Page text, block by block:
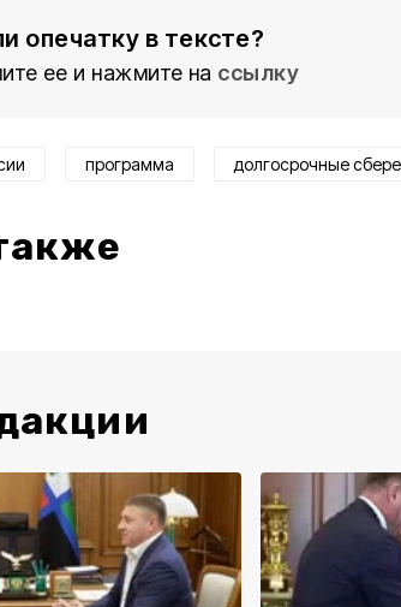
опечатку в тексте?
ее и нажмите на ссылку
программа долгосрочные